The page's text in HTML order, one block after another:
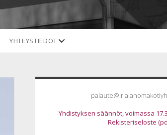
YHTEYSTIEDOT open
Sidebar
Yhdistyksen säännöt, voimassa
Rekisteriseloste